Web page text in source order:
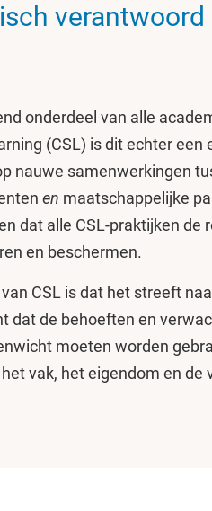
verantwoord
onderdeel van alle
(CSL) is dit echter een
nauwe samenwerkingen
en maatschappelijke
dat alle CSL-praktijken de
en beschermen.
CSL is dat het streeft
dat de behoeften en
moeten worden
vak, het eigendom en de